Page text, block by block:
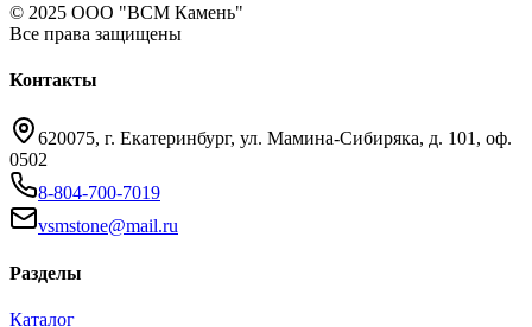
© 2025 ООО "ВСМ Камень"
Все права защищены
Контакты
620075, г. Екатеринбург, ул. Мамина-Сибиряка, д. 101, оф.
0502
8-804-700-7019
vsmstone@mail.ru
Разделы
Каталог